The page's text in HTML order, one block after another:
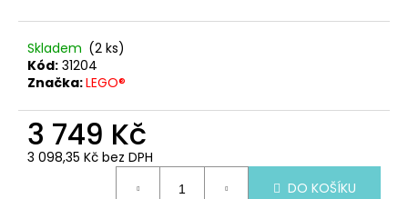
Skladem (2 ks)
Kód: 31204
Značka:LEGO®
3 749 Kč
3 098,35 Kč bez DPH
DO KOŠÍKU
p
o
u
č
u
e